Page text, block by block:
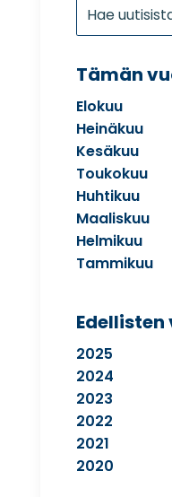
for...
Tämän
Elokuu
Heinäkuu
Kesäkuu
Toukokuu
Huhtikuu
Maaliskuu
Helmikuu
Tammikuu
2025
2024
2023
2022
2021
2020